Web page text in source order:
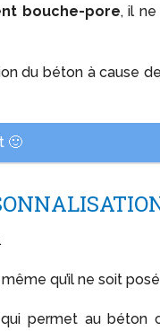
bouche-pore, il
du béton à cause
🙂
qu’il ne soit
permet au béton